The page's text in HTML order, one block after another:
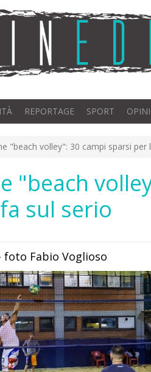
REPORTAGE SPORT
"beach volley": 30 campi sparsi
"beach
sul serio
foto Fabio Voglioso